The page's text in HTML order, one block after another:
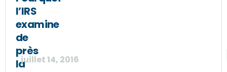
l’IRS
examine
de
près
lajuillet 14, 2016